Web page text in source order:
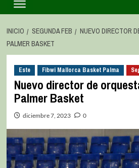
INICIO SEGUNDA FEB
NUEVO DIRECTOR
PALMER BASKET
Este Fibwi Mallorca Basket Palma
Nuevo director de
Palmer Basket
diciembre 7, 2023 0